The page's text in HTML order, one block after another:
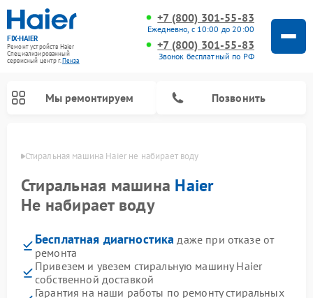
FIX-HAIER
Ремонт устройств Haier
Специализированный
cервисный центр г.Пенза
+7 (800) 301-55-83
Ежедневно, с 10:00 до 20:00
+7 (800) 301-55-83
Звонок бесплатный по РФ
Мы ремонтируем Позвонить
Стиральная машина Haier не набирает воду
Стиральная машина Haier
Не набирает воду
Бесплатная диагностика даже при отказе от
ремонта
Привезем и увезем стиральную машину Haier
собственной доставкой
Гарантия на наши работы по ремонту стиральных